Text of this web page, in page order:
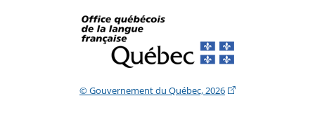
© Gouvernement du Québec, 2026(Cet hyperlien